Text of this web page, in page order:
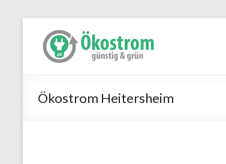
Ökostrom Heitersheim